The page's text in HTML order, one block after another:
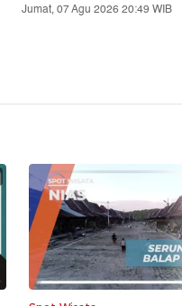
Jumat, 07 Agu 2026 20:49 WIB